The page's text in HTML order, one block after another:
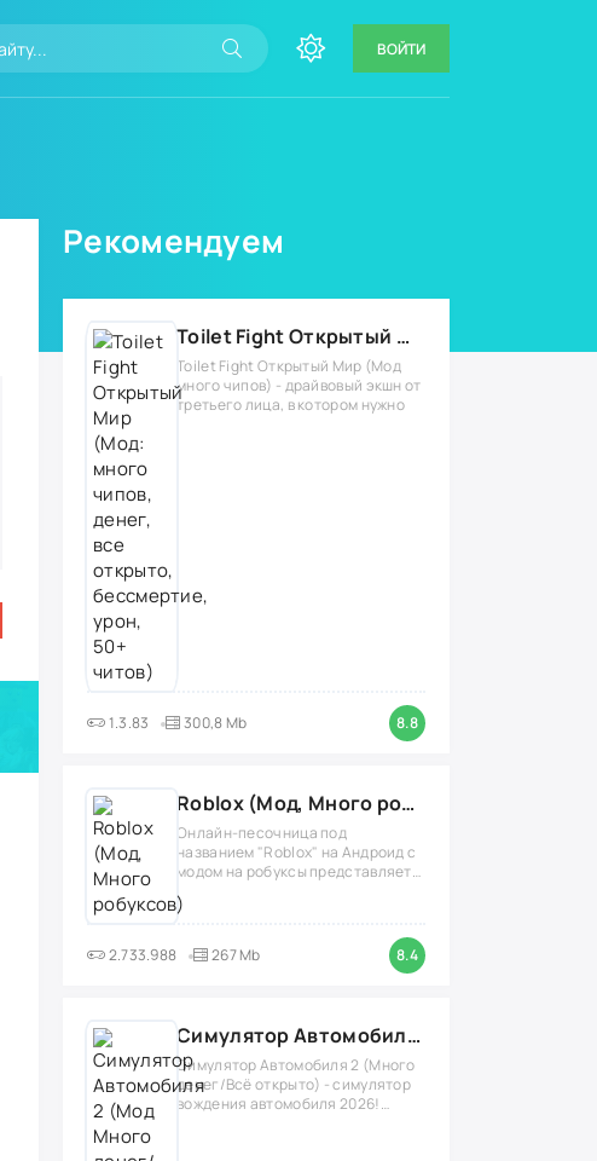
ВОЙТИ
Рекомендуем
Toilet Fight Открытый Мир (Мод: много чипов, денег, все открыто, бессмертие, урон, 50+ читов)
Toilet Fight Открытый Мир (Мод
много чипов) - драйвовый экшн от
третьего лица, в котором нужно
1.3.83 300,8 Mb 8.8
Roblox (Мод, Много робуксов)
Онлайн-песочница под
названием "Roblox" на Андроид с
модом на робуксы представляет
собой
2.733.988 267 Mb 8.4
Симулятор Автомобиля 2 (Мод Много денег/Всё открыто)
Симулятор Автомобиля 2 (Много
денег/Всё открыто) - симулятор
вождения автомобиля 2026!